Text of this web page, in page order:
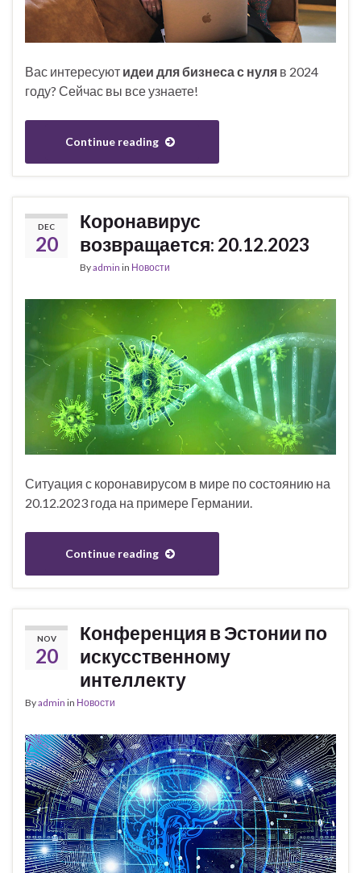
Вас интересуют идеи для бизнеса с нуля в 2024
году? Сейчас вы все узнаете!
Continue reading
DEC
20
Коронавирус
возвращается: 20.12.2023
Byadmin in Новости
Ситуация с коронавирусом в мире по состоянию на
20.12.2023 года на примере Германии.
Continue reading
NOV
20
Конференция в Эстонии по
искусственному
интеллекту
Byadmin in Новости